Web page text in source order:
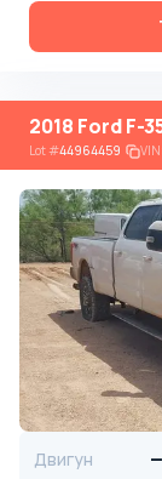
2018 Ford F-
Lot#44964459 VIN:
Двигун